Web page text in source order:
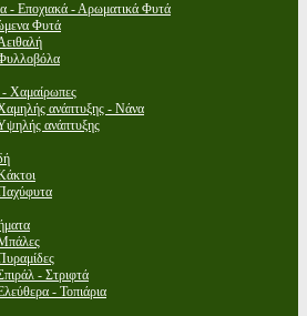
- Εποχιακά - Αρωματικά Φυτά
Φυτά
- Χαμαίρωπες
ανάπτυξης - Νάνα
ανάπτυξης
- Στριφτά
- Τοπιάρια